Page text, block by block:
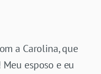
a Carolina, que
esposo e eu